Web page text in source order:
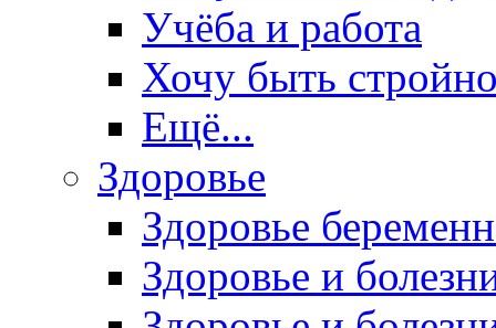
Учёба и работа
Хочу быть
Ещё...
Здоровье
Здоровье
Здоровье и